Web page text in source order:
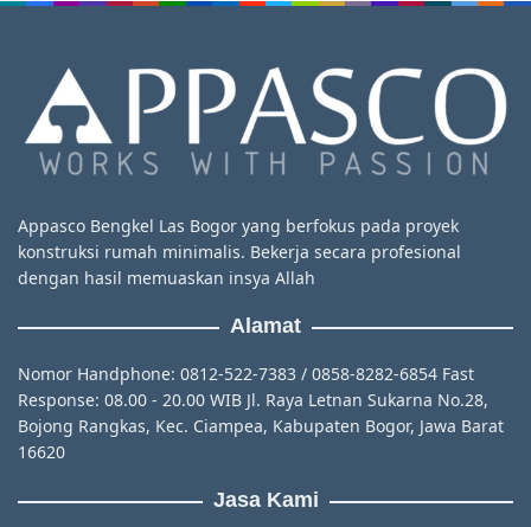
Appasco Bengkel Las Bogor yang berfokus pada proyek
konstruksi rumah minimalis. Bekerja secara profesional
dengan hasil memuaskan insya Allah
Alamat
Nomor Handphone: 0812-522-7383 / 0858-8282-6854 Fast
Response: 08.00 - 20.00 WIB Jl. Raya Letnan Sukarna No.28,
Bojong Rangkas, Kec. Ciampea, Kabupaten Bogor, Jawa Barat
16620
Jasa Kami